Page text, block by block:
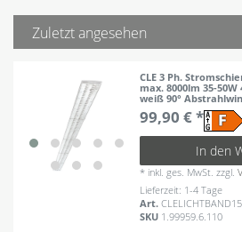
Zuletzt angesehen
CLE 3 Ph.
max. 8000lm 35-50W
weiß 90°
99,90 € *
In den
* inkl. ges. MwSt. zzgl.
Lieferzeit: 1-4 Tage
Art.
SKU 1.99959.6.110